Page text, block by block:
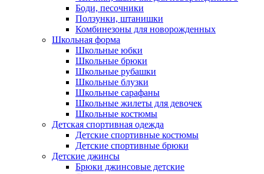
Боди, песочники
Ползунки, штанишки
Комбинезоны для новорожденных
Школьная форма
Школьные юбки
Школьные брюки
Школьные рубашки
Школьные блузки
Школьные сарафаны
Школьные жилеты для девочек
Школьные костюмы
Детская спортивная одежда
Детские спортивные костюмы
Детские спортивные брюки
Детские джинсы
Брюки джинсовые детские